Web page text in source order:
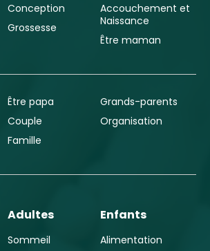
Conception
Grossesse
Accouchement et
Naissance
Être maman
Être papa
Couple
Famille
Grands-parents
Organisation
Adultes
Sommeil
Enfants
Alimentation